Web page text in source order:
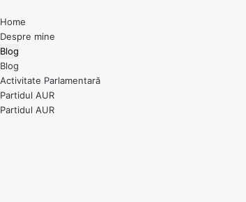
Home
Despre mine
Blog
Blog
Activitate Parlamentară
Partidul AUR
Partidul AUR